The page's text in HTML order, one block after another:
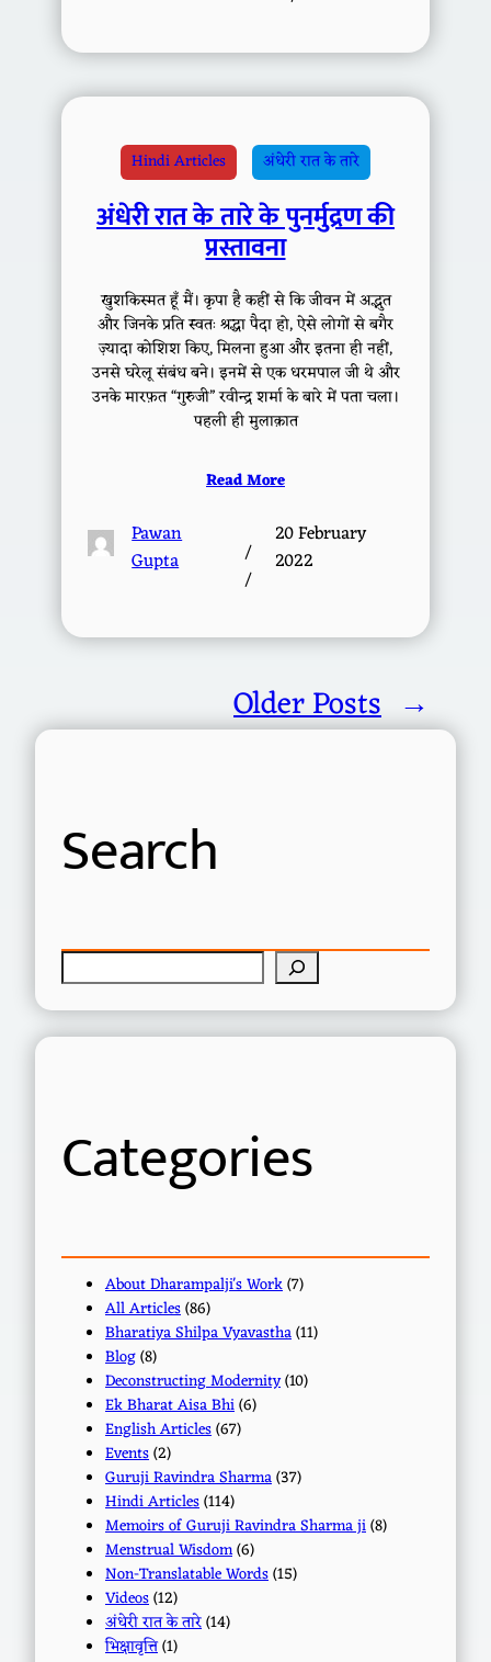
Hindi Articles अंधेरी रात के तारे
अंधेरी रात के तारे के पुनर्मुद्रण की
प्रस्तावना
खुशकिस्मत हूँ मैं। कृपा है कहीं से कि जीवन में अद्भुत
और जिनके प्रति स्वतः श्रद्धा पैदा हो, ऐसे लोगों से बगैर
ज़्यादा कोशिश किए, मिलना हुआ और इतना ही नहीं,
उनसे घरेलू संबंध बने। इनमें से एक धरमपाल जी थे और
उनके मारफ़त “गुरुजी” रवीन्द्र शर्मा के बारे में पता चला।
पहली ही मुलाक़ात
Read More
Pawan
Gupta
/
/
20 February
2022
Older Posts →
Search
S
e
a
r
Categories
About Dharampalji's Work(7)
All Articles(86)
Bharatiya Shilpa Vyavastha(11)
Blog(8)
Deconstructing Modernity(10)
Ek Bharat Aisa Bhi(6)
English Articles(67)
Events(2)
Guruji Ravindra Sharma(37)
Hindi Articles(114)
Memoirs of Guruji Ravindra Sharma ji(8)
Menstrual Wisdom(6)
Non-Translatable Words(15)
Videos(12)
अंधेरी रात के तारे(14)
भिक्षावृत्ति(1)